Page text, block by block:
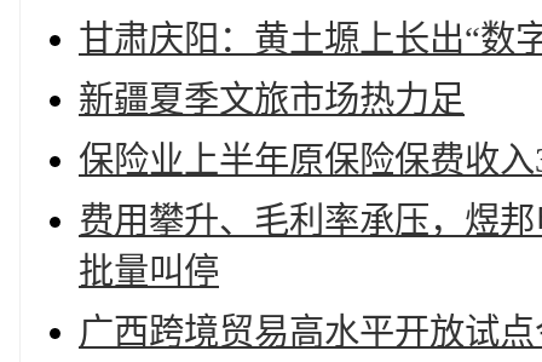
甘肃庆阳：黄土塬上长出“数
新疆夏季文旅市场热力足
保险业上半年原保险保费收
费用攀升、毛利率承压，煜
批量叫停
广西跨境贸易高水平开放试